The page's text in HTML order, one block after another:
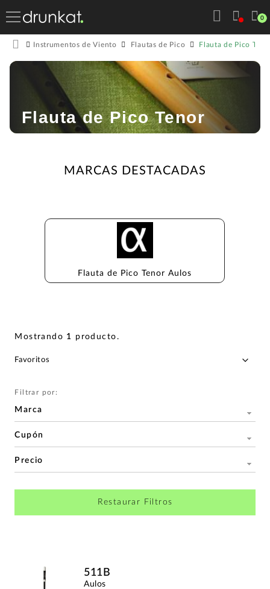
0
Instrumentos de Viento Flautas de Pico Flauta de Pico
Flauta de Pico Tenor
MARCAS DESTACADAS
Flauta de Pico Tenor Aulos
Mostrando 1 producto.
Filtrar por:
Marca
Cupón
Precio
Restaurar Filtros
511B
Aulos